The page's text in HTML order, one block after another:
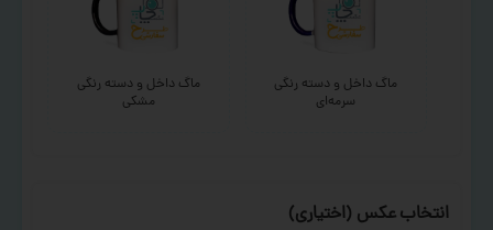
ماگ داخل و دسته رنگی
سرمه‌ای
ماگ داخل و دسته رنگی
مشکی
انتخاب عکس (اختیاری)